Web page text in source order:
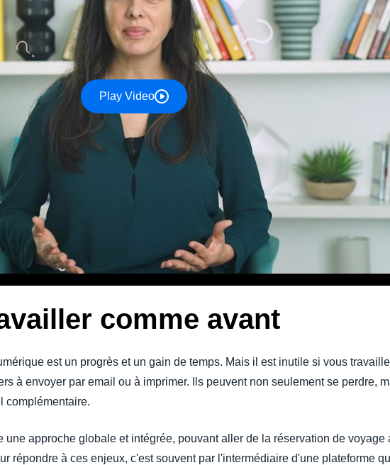
Play Video
comme avant
est un progrès et un gain de temps. Mais il est inutile si vous
à envoyer par email ou à imprimer. Ils peuvent non seulement se perdre,
complémentaire.
une approche globale et intégrée, pouvant aller de la réservation de voyage
répondre à ces enjeux, c'est souvent par l'intermédiaire d'une plateforme